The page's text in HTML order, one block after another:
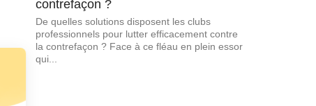
contrefaçon ?
De quelles solutions disposent les clubs
professionnels pour lutter efficacement contre
la contrefaçon ? Face à ce fléau en plein essor
qui...